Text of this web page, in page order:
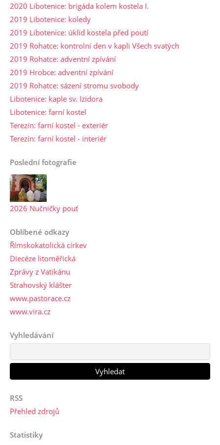
2020 Libotenice: brigáda kolem kostela I.
2019 Libotenice: koledy
2019 Libotenice: úklid kostela před poutí
2019 Rohatce: kontrolní den v kapli Všech svatých
2019 Rohatce: adventní zpívání
2019 Hrobce: adventní zpívání
2019 Rohatce: sázení stromu svobody
Libotenice: kaple sv. Izidora
Libotenice: farní kostel
Terezín: farní kostel - exteriér
Terezín: farní kostel - interiér
Poslední fotografie
2026 Nučničky pouť
Oblíbené odkazy
Římskokatolická církev
Diecéze litoměřická
Zprávy z Vatikánu
Strahovský klášter
www.pastorace.cz
www.vira.cz
Vyhledávání
RSS
Přehled zdrojů
Statistiky